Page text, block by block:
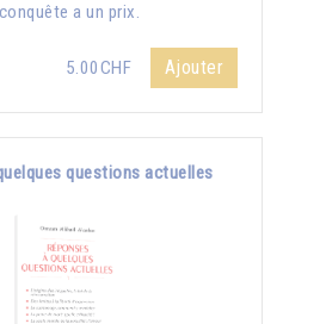
a un prix.
5.00CHF Ajouter
questions actuelles